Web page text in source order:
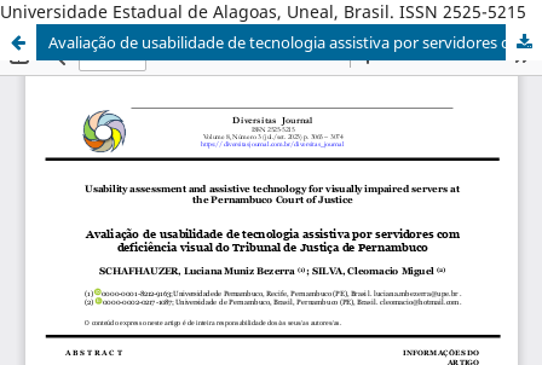
Universidade Estadual de Alagoas, Uneal, Brasil. ISSN 2525-5215
Avaliação de usabilidade de tecnologia assistiva por servidores com deficiência visual do Tribunal de Justiça de Pernambuco